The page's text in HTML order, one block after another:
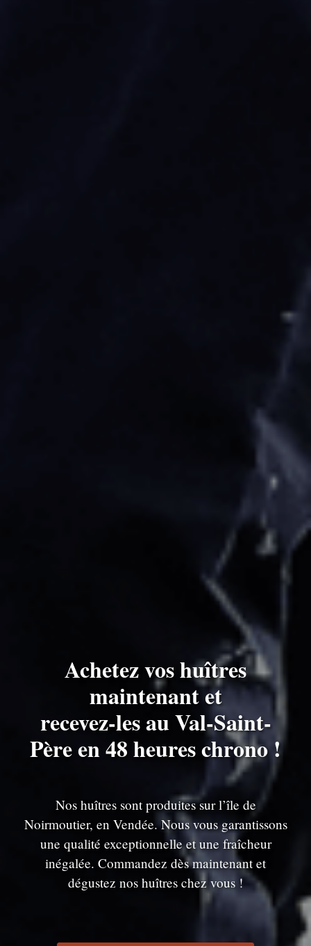
Achetez vos huîtres
maintenant et
recevez-les au Val-Saint-
Père en 48 heures chrono !
Nos huîtres sont produites sur l’île de
Noirmoutier, en Vendée. Nous vous garantissons
une qualité exceptionnelle et une fraîcheur
inégalée. Commandez dès maintenant et
dégustez nos huîtres chez vous !